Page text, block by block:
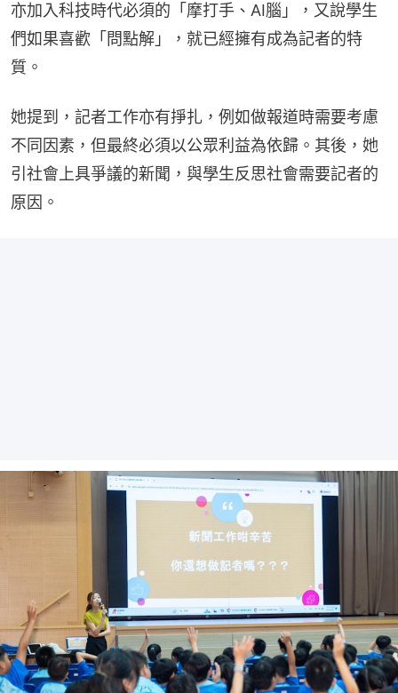
亦加入科技時代必須的「摩打手、AI腦」，又說學生
們如果喜歡「問點解」，就已經擁有成為記者的特
質。
她提到，記者工作亦有掙扎，例如做報道時需要考慮
不同因素，但最終必須以公眾利益為依歸。其後，她
引社會上具爭議的新聞，與學生反思社會需要記者的
原因。